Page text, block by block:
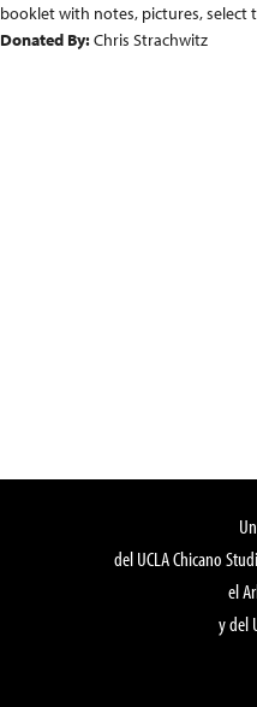
booklet with notes, pictures,
Donated By:Chris Strachwitz
del UCLA Chicano
el
y del